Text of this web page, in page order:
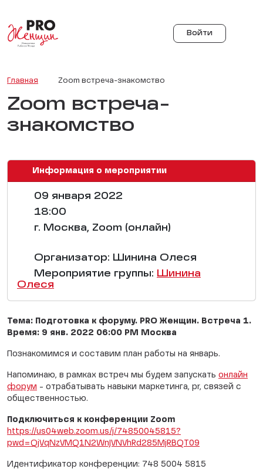
Войти
Главная Zoom встреча-знакомство
Zoom встреча-
знакомство
Информация о мероприятии
09 января 2022
18:00
г. Москва, Zoom (онлайн)
Организатор: Шинина Олеся
Мероприятие группы: Шинина
Олеся
Тема: Подготовка к форуму. PRO Женщин. Встреча 1.
Время: 9 янв. 2022 06:00 PM Москва
Познакомимся и составим план работы на январь.
Напоминаю, в рамках встреч мы будем запускать онлайн
форум - отрабатывать навыки маркетинга, pr, связей с
общественностью.
Подключиться к конференции Zoom
https://us04web.zoom.us/j/74850045815?
pwd=QjVqNzVMQ1N2WnJVNVhRd285MjRBQT09
Идентификатор конференции: 748 5004 5815